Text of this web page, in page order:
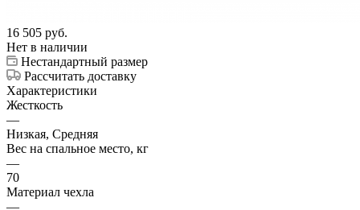
16 505 руб.
Нет в наличии
Нестандартный размер
Рассчитать доставку
Характеристики
Жесткость
—
Низкая, Средняя
Вес на спальное место, кг
—
70
Материал чехла
—